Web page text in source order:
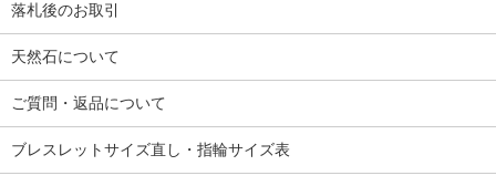
落札後のお取引
天然石について
ご質問・返品について
ブレスレットサイズ直し・指輪サイズ表